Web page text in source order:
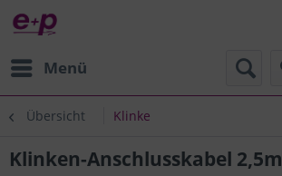
Menü
Übersicht Klinke
Klinken-Anschlusskabel 2,5m